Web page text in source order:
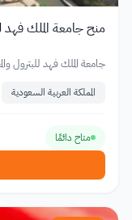
منح جامعة الملك فهد
جامعة الملك فهد للبترول
المملكة العربية السعودية
متاح دائمًا